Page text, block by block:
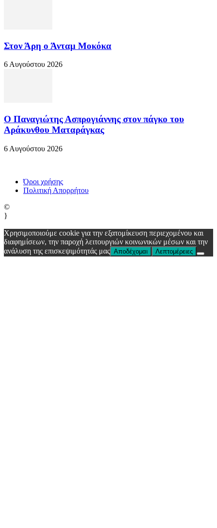
Στον Άρη ο Άνταμ Μοκόκα
6 Αυγούστου 2026
Ο Παναγιώτης Ασπρογιάννης στον πάγκο του
Αράκυνθου Ματαράγκας
6 Αυγούστου 2026
Όροι χρήσης
Πολιτική Απορρήτου
©
}
Χρησιμοποιούμε cookie για την εξατομίκευση περιεχομένου και
διαφημίσεων, την παροχή λειτουργιών κοινωνικών μέσων και την
ανάλυση της επισκεψιμότητάς μας Αποδέχομαι Λεπτομέρειες